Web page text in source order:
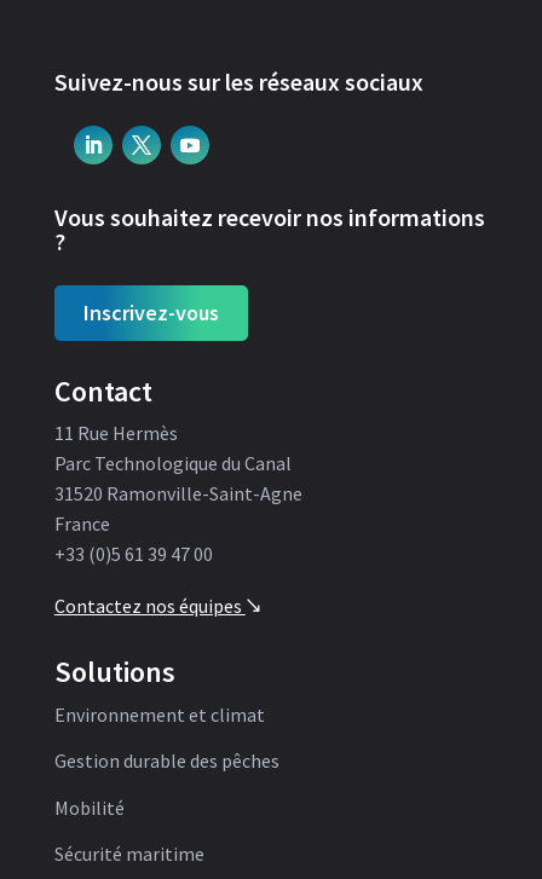
Suivez-nous sur les réseaux sociaux
Vous souhaitez recevoir nos informations
?
Inscrivez-vous
Contact
11 Rue Hermès
Parc Technologique du Canal
31520 Ramonville-Saint-Agne
France
+33 (0)5 61 39 47 00
Contactez nos équipes '
Solutions
Environnement et climat
Gestion durable des pêches
Mobilité
Sécurité maritime